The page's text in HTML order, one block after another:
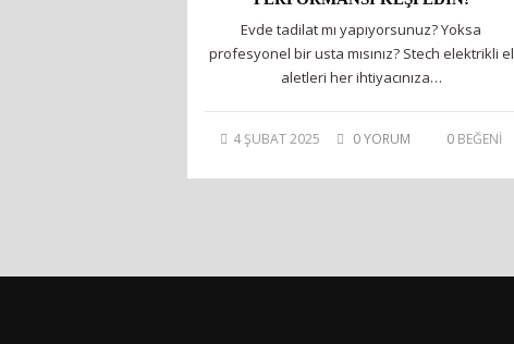
Evde tadilat mı yapıyorsunuz? Yoksa
profesyonel bir usta mısınız? Stech elektrikli el
aletleri her ihtiyacınıza…
4 ŞUBAT 2025 0 YORUM 0 BEĞENİ